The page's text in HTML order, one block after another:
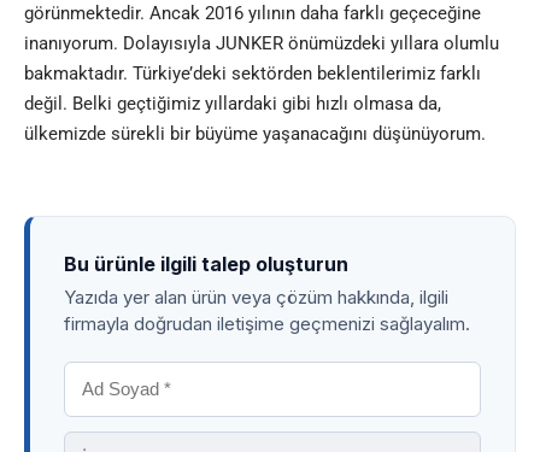
görünmektedir. Ancak 2016 yılının daha farklı geçeceğine
inanıyorum. Dolayısıyla JUNKER önümüzdeki yıllara olumlu
bakmaktadır. Türkiye’deki sektörden beklentilerimiz farklı
değil. Belki geçtiğimiz yıllardaki gibi hızlı olmasa da,
ülkemizde sürekli bir büyüme yaşanacağını düşünüyorum.
Bu ürünle ilgili talep oluşturun
Yazıda yer alan ürün veya çözüm hakkında, ilgili
firmayla doğrudan iletişime geçmenizi sağlayalım.